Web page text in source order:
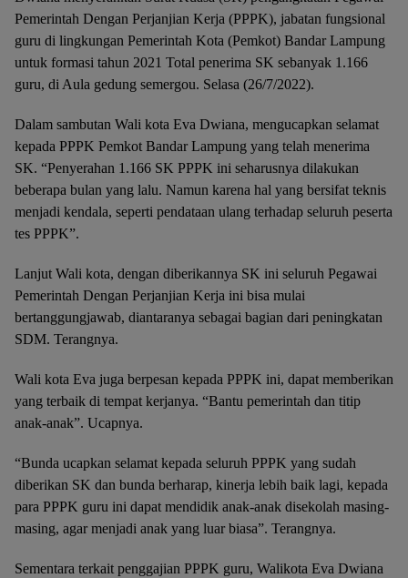
Pemerintah Dengan Perjanjian Kerja (PPPK), jabatan fungsional
guru di lingkungan Pemerintah Kota (Pemkot) Bandar Lampung
untuk formasi tahun 2021 Total penerima SK sebanyak 1.166
guru, di Aula gedung semergou. Selasa (26/7/2022).
Dalam sambutan Wali kota Eva Dwiana, mengucapkan selamat
kepada PPPK Pemkot Bandar Lampung yang telah menerima
SK. “Penyerahan 1.166 SK PPPK ini seharusnya dilakukan
beberapa bulan yang lalu. Namun karena hal yang bersifat teknis
menjadi kendala, seperti pendataan ulang terhadap seluruh peserta
tes PPPK”.
Lanjut Wali kota, dengan diberikannya SK ini seluruh Pegawai
Pemerintah Dengan Perjanjian Kerja ini bisa mulai
bertanggungjawab, diantaranya sebagai bagian dari peningkatan
SDM. Terangnya.
Wali kota Eva juga berpesan kepada PPPK ini, dapat memberikan
yang terbaik di tempat kerjanya. “Bantu pemerintah dan titip
anak-anak”. Ucapnya.
“Bunda ucapkan selamat kepada seluruh PPPK yang sudah
diberikan SK dan bunda berharap, kinerja lebih baik lagi, kepada
para PPPK guru ini dapat mendidik anak-anak disekolah masing-
masing, agar menjadi anak yang luar biasa”. Terangnya.
Sementara terkait penggajian PPPK guru, Walikota Eva Dwiana